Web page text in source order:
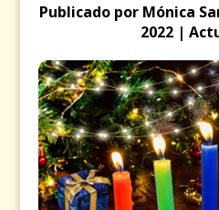
Publicado por Mónica
2022 |